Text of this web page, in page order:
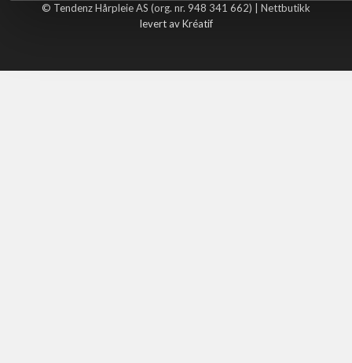
© Tendenz Hårpleie AS (org. nr. 948 341 662) | Nettbutikk
levert av Kréatif